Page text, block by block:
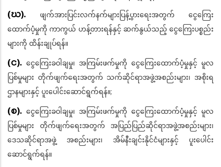
(ဃ). ဖျက်အားပြင်းလက်နက်များပြန့်ပွားရေးအတွက် ငွေကြေး
ထောက်ပံ့မှုကို ကာကွယ် ဟန့်တားရန်နှင့် ဆက်နွယ်သည့် ငွေကြေးပစ္စည်း
များကို ထိန်းချုပ်ရန်။
(င). ငွေကြေးခဝါချမှု၊ အကြမ်းဖက်မှုကို ငွေကြေးထောက်ပံ့မှုနှင့် မူလ
ပြစ်မှုများ တိုက်ဖျက်ရေးအတွက် သက်ဆိုင်ရာအဖွဲ့အစည်းများ၊ အစိုးရ
ဌာနများနှင့် ပူးပေါင်းဆောင်ရွက်ရန်။;
(စ). ငွေကြေးခဝါချမှု၊ အကြမ်းဖက်မှုကို ငွေကြေးထောက်ပံ့မှုနှင့် မူလ
ပြစ်မှုများ တိုက်ဖျက်ရေးအတွက် အပြည်ပြည်ဆိုင်ရာအဖွဲ့အစည်းများ၊
ဒေသဆိုင်ရာအဖွဲ့ အစည်းများ၊ အိမ်နီးချင်းနိုင်ငံများနှင့် ပူးပေါင်း
ဆောင်ရွက်ရန်။